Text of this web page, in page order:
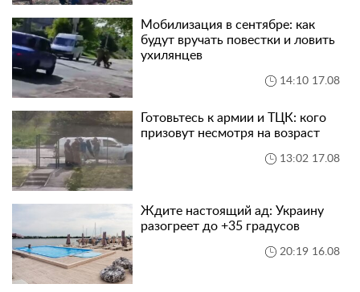
Мобилизация в сентябре: как
будут вручать повестки и ловить
ухилянцев
14:10 17.08
Готовьтесь к армии и ТЦК: кого
призовут несмотря на возраст
13:02 17.08
Ждите настоящий ад: Украину
разогреет до +35 градусов
20:19 16.08